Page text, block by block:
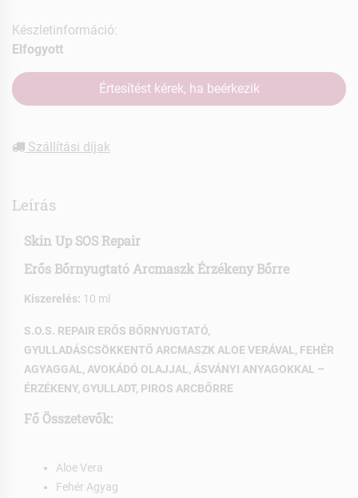
Készletinformáció:
Elfogyott
Értesítést kérek, ha beérkezik
Szállítási díjak
Leírás
Skin Up SOS Repair
Erős Bőrnyugtató Arcmaszk Érzékeny Bőrre
Kiszerelés: 10 ml
S.O.S. REPAIR ERŐS BŐRNYUGTATÓ,
GYULLADÁSCSÖKKENTŐ ARCMASZK ALOE VERÁVAL, FEHÉR
AGYAGGAL, AVOKÁDÓ OLAJJAL, ÁSVÁNYI ANYAGOKKAL –
ÉRZÉKENY, GYULLADT, PIROS ARCBŐRRE
Fő Összetevők:
Aloe Vera
Fehér Agyag